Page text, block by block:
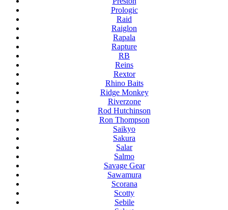
Prologic
Raid
Raiglon
Rapala
Rapture
RB
Reins
Rextor
Rhino Baits
Ridge Monkey
Riverzone
Rod Hutchinson
Ron Thompson
Saikyo
Sakura
Salar
Salmo
Savage Gear
Sawamura
Scorana
Scotty
Sebile